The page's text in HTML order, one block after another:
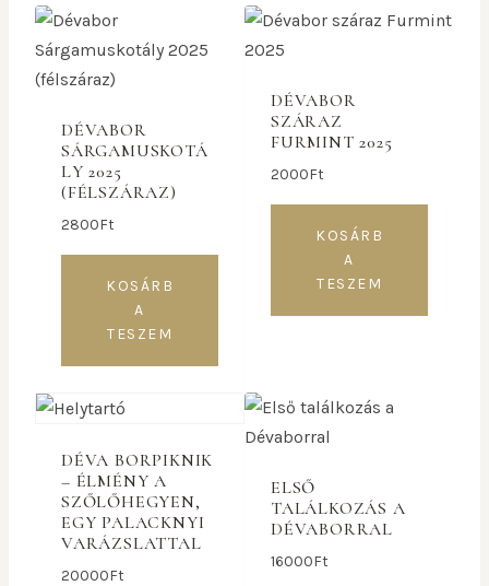
DÉVABOR
SÁRGAMUSKOTÁ
LY 2025
(FÉLSZÁRAZ)
2800Ft
KOSÁRB
A
TESZEM
DÉVABOR
SZÁRAZ
FURMINT 2025
2000Ft
KOSÁRB
A
TESZEM
DÉVA BORPIKNIK
– ÉLMÉNY A
SZŐLŐHEGYEN,
EGY PALACKNYI
VARÁZSLATTAL
20000Ft
ELSŐ
TALÁLKOZÁS A
DÉVABORRAL
16000Ft